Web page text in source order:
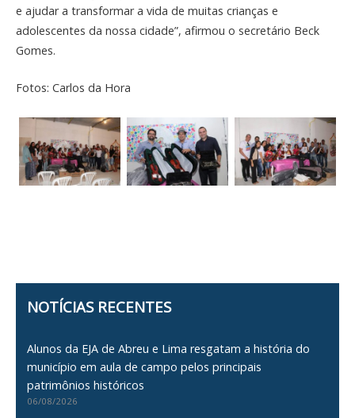
e ajudar a transformar a vida de muitas crianças e
adolescentes da nossa cidade”, afirmou o secretário Beck
Gomes.
Fotos: Carlos da Hora
NOTÍCIAS RECENTES
Alunos da EJA de Abreu e Lima resgatam a história do
município em aula de campo pelos principais
patrimônios históricos
06/08/2026